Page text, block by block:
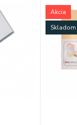
Akcia
Skladom